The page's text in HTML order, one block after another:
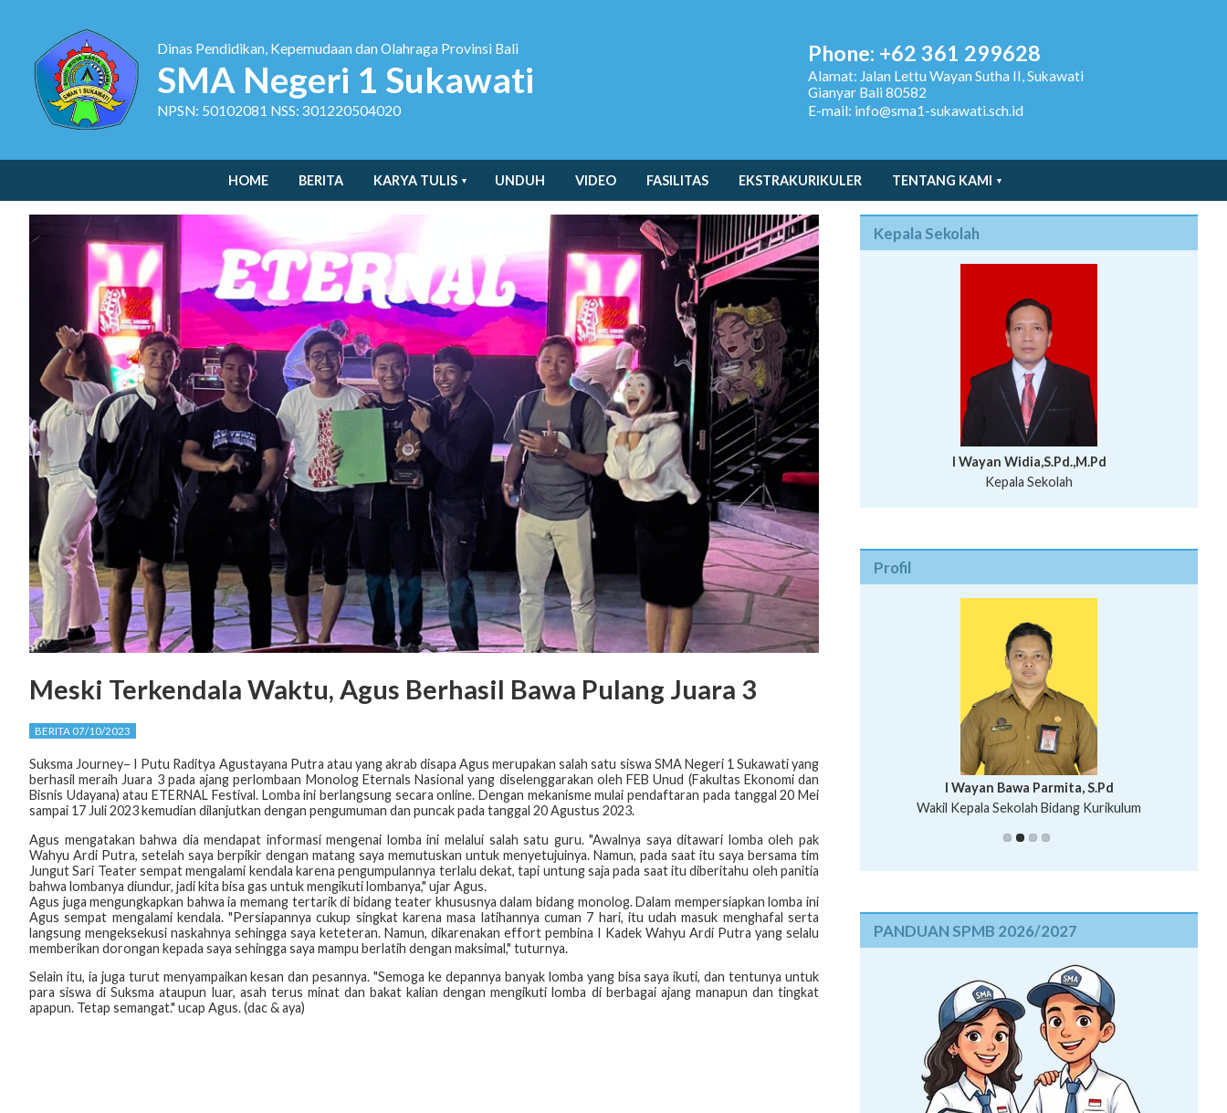
Dinas Pendidikan, Kepemudaan dan Olahraga Provinsi Bali
SMA Negeri 1 Sukawati
NPSN: 50102081 NSS: 301220504020
Phone: +62 361 299628
Alamat: Jalan Lettu Wayan Sutha II, Sukawati
Gianyar Bali 80582
E-mail: info@sma1-sukawati.sch.id
HOME BERITA KARYA TULIS UNDUH VIDEO FASILITAS EKSTRAKURIKULER TENTANG KAMI
Meski Terkendala Waktu, Agus Berhasil Bawa Pulang Juara 3
BERITA 07/10/2023
Suksma Journey– I Putu Raditya Agustayana Putra atau yang akrab disapa Agus merupakan salah satu siswa SMA Negeri 1 Sukawati yang
berhasil meraih Juara 3 pada ajang perlombaan Monolog Eternals Nasional yang diselenggarakan oleh FEB Unud (Fakultas Ekonomi dan
Bisnis Udayana) atau ETERNAL Festival. Lomba ini berlangsung secara online. Dengan mekanisme mulai pendaftaran pada tanggal 20 Mei
sampai 17 Juli 2023 kemudian dilanjutkan dengan pengumuman dan puncak pada tanggal 20 Agustus 2023.
Agus mengatakan bahwa dia mendapat informasi mengenai lomba ini melalui salah satu guru. "Awalnya saya ditawari lomba oleh pak
Wahyu Ardi Putra, setelah saya berpikir dengan matang saya memutuskan untuk menyetujuinya. Namun, pada saat itu saya bersama tim
Jungut Sari Teater sempat mengalami kendala karena pengumpulannya terlalu dekat, tapi untung saja pada saat itu diberitahu oleh panitia
bahwa lombanya diundur, jadi kita bisa gas untuk mengikuti lombanya," ujar Agus.
Agus juga mengungkapkan bahwa ia memang tertarik di bidang teater khususnya dalam bidang monolog. Dalam mempersiapkan lomba ini
Agus sempat mengalami kendala. "Persiapannya cukup singkat karena masa latihannya cuman 7 hari, itu udah masuk menghafal serta
langsung mengeksekusi naskahnya sehingga saya keteteran. Namun, dikarenakan effort pembina I Kadek Wahyu Ardi Putra yang selalu
memberikan dorongan kepada saya sehingga saya mampu berlatih dengan maksimal," tuturnya.
Selain itu, ia juga turut menyampaikan kesan dan pesannya. "Semoga ke depannya banyak lomba yang bisa saya ikuti, dan tentunya untuk
para siswa di Suksma ataupun luar, asah terus minat dan bakat kalian dengan mengikuti lomba di berbagai ajang manapun dan tingkat
apapun. Tetap semangat." ucap Agus. (dac & aya)
Kepala Sekolah
I Wayan Widia,S.Pd.,M.Pd
Kepala Sekolah
Profil
Putu Suhartana, S.Pd.
I Wayan Bawa Parmita, S.Pd
Wakil Kepala Sekolah Bidang Kurikulum
I Wayan Gede Aditya Pratita, S.Pd., M.Sn
Ni Wayan Nopi Sutantri, S.Pd.
PANDUAN SPMB 2026/2027